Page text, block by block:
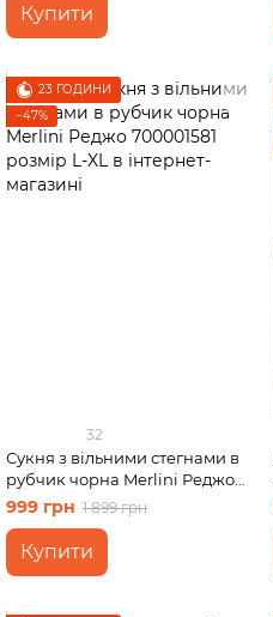
Купити
23 ГОДИНИ
−47%
32
Сукня з вільними стегнами в
рубчик чорна Merlini Реджо
700001581 розмір L-XL
999 грн 1 899 грн
Купити